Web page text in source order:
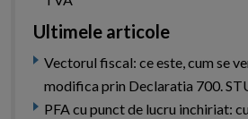
Ultimele articole
Vectorul fiscal: ce este, cum se
modifica prin Declaratia 700.
PFA cu punct de lucru inchiriat: